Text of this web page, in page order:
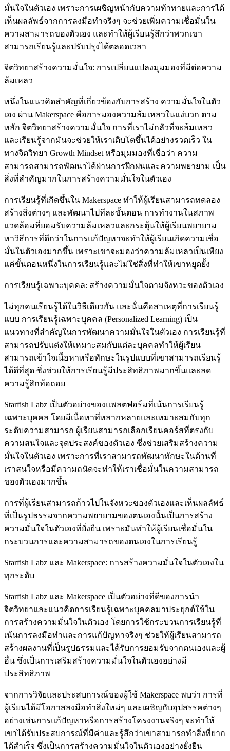
มั่นใจในตัวเอง เพราะการเผชิญหน้ากับความท้าทายและการได้
เห็นผลลัพธ์จากการลงมือทำจริงๆ จะช่วยเพิ่มความเชื่อมั่นใน
ความสามารถของตัวเอง และทำให้ผู้เรียนรู้สึกว่าพวกเขา
สามารถเรียนรู้และปรับปรุงได้ตลอดเวลา
จิตวิทยาสร้างความมั่นใจ: การเปลี่ยนแปลงมุมมองที่มีต่อความ
ล้มเหลว
หนึ่งในแนวคิดสำคัญที่เกี่ยวข้องกับการสร้าง ความมั่นใจในตัว
เอง ผ่าน Makerspace คือการมองความล้มเหลวในแง่บวก ตาม
หลัก จิตวิทยาสร้างความมั่นใจ การที่เราไม่กลัวที่จะล้มเหลว
และเรียนรู้จากมันจะช่วยให้เราเติบโตขึ้นได้อย่างรวดเร็ว ใน
ทางจิตวิทยา Growth Mindset หรือมุมมองที่เชื่อว่า ความ
สามารถสามารถพัฒนาได้ผ่านการฝึกฝนและความพยายาม เป็น
สิ่งที่สำคัญมากในการสร้างความมั่นใจในตัวเอง
การเรียนรู้ที่เกิดขึ้นใน Makerspace ทำให้ผู้เรียนสามารถทดลอง
สร้างสิ่งต่างๆ และพัฒนาไปทีละขั้นตอน การทำงานในสภาพ
แวดล้อมที่ยอมรับความล้มเหลวและกระตุ้นให้ผู้เรียนพยายาม
หาวิธีการที่ดีกว่าในการแก้ปัญหาจะทำให้ผู้เรียนเกิดความเชื่อ
มั่นในตัวเองมากขึ้น เพราะเขาจะมองว่าความล้มเหลวเป็นเพียง
แค่ขั้นตอนหนึ่งในการเรียนรู้และไม่ใช่สิ่งที่ทำให้เขาหยุดยั้ง
การเรียนรู้เฉพาะบุคคล: สร้างความมั่นใจตามจังหวะของตัวเอง
ไม่ทุกคนเรียนรู้ได้ในวิธีเดียวกัน และนั่นคือสาเหตุที่การเรียนรู้
แบบ การเรียนรู้เฉพาะบุคคล (Personalized Learning) เป็น
แนวทางที่สำคัญในการพัฒนาความมั่นใจในตัวเอง การเรียนรู้ที่
สามารถปรับแต่งให้เหมาะสมกับแต่ละบุคคลทำให้ผู้เรียน
สามารถเข้าใจเนื้อหาหรือทักษะในรูปแบบที่เขาสามารถเรียนรู้
ได้ดีที่สุด ซึ่งช่วยให้การเรียนรู้มีประสิทธิภาพมากขึ้นและลด
ความรู้สึกท้อถอย
Starfish Labz เป็นตัวอย่างของแพลตฟอร์มที่เน้นการเรียนรู้
เฉพาะบุคคล โดยมีเนื้อหาที่หลากหลายและเหมาะสมกับทุก
ระดับความสามารถ ผู้เรียนสามารถเลือกเรียนคอร์สที่ตรงกับ
ความสนใจและจุดประสงค์ของตัวเอง ซึ่งช่วยเสริมสร้างความ
มั่นใจในตัวเอง เพราะการที่เราสามารถพัฒนาทักษะในด้านที่
เราสนใจหรือมีความถนัดจะทำให้เราเชื่อมั่นในความสามารถ
ของตัวเองมากขึ้น
การที่ผู้เรียนสามารถก้าวไปในจังหวะของตัวเองและเห็นผลลัพธ์
ที่เป็นรูปธรรมจากความพยายามของตนเองนั้นเป็นการสร้าง
ความมั่นใจในตัวเองที่ยั่งยืน เพราะมันทำให้ผู้เรียนเชื่อมั่นใน
กระบวนการและความสามารถของตนเองในการเรียนรู้
Starfish Labz และ Makerspace: การสร้างความมั่นใจในตัวเองใน
ทุกระดับ
Starfish Labz และ Makerspace เป็นตัวอย่างที่ดีของการนำ
จิตวิทยาและแนวคิดการเรียนรู้เฉพาะบุคคลมาประยุกต์ใช้ใน
การสร้างความมั่นใจในตัวเอง โดยการใช้กระบวนการเรียนรู้ที่
เน้นการลงมือทำและการแก้ปัญหาจริงๆ ช่วยให้ผู้เรียนสามารถ
สร้างผลงานที่เป็นรูปธรรมและได้รับการยอมรับจากตนเองและผู้
อื่น ซึ่งเป็นการเสริมสร้างความมั่นใจในตัวเองอย่างมี
ประสิทธิภาพ
จากการวิจัยและประสบการณ์ของผู้ใช้ Makerspace พบว่า การที่
ผู้เรียนได้มีโอกาสลงมือทำสิ่งใหม่ๆ และเผชิญกับอุปสรรคต่างๆ
อย่างเช่นการแก้ปัญหาหรือการสร้างโครงงานจริงๆ จะทำให้
เขาได้รับประสบการณ์ที่มีค่าและรู้สึกว่าเขาสามารถทำสิ่งที่ยาก
ได้สำเร็จ ซึ่งเป็นการสร้างความมั่นใจในตัวเองอย่างยั่งยืน